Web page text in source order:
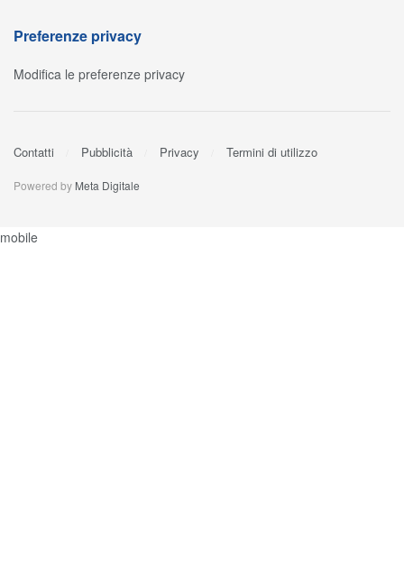
Preferenze privacy
Modifica le preferenze privacy
Contatti Pubblicità Privacy Termini di utilizzo
Powered by Meta Digitale